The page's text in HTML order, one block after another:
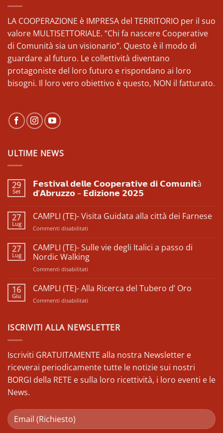
LA COOPERAZIONE è IMPRESA del TERRITORIO per il suo
valore MULTISETTORIALE. “Chi fa nascere Cooperative
di Comunità sia un visionario”. Questo è il modo di
guardare al futuro. Le collettività diventano
protagoniste del loro futuro e rispondano ai loro
bisogni. Il loro vero obiettivo è questo, NON il fatturato.
ULTIME NEWS
29
Set
𝗙𝗲𝘀𝘁𝗶𝘃𝗮𝗹 𝗱𝗲𝗹𝗹𝗲 𝗖𝗼𝗼𝗽𝗲𝗿𝗮𝘁𝗶𝘃𝗲 𝗱𝗶 𝗖𝗼𝗺𝘂𝗻𝗶𝘁à
𝗱’𝗔𝗯𝗿𝘂𝘇𝘇𝗼 – 𝗘𝗱𝗶𝘇𝗶𝗼𝗻𝗲 𝟮𝟬𝟮𝟱
su
𝗱𝗲𝗹𝗹𝗲
𝗖𝗼𝗺𝘂𝗻𝗶𝘁à
𝗱’𝗔𝗯𝗿𝘂𝘇𝘇𝗼
–
𝗘𝗱𝗶𝘇𝗶𝗼𝗻𝗲
27
Lug
CAMPLI (TE)- Visita Guidata alla città dei Farnese
Commenti disabilitati
(TE)-
Guidata
dei
27
Lug
CAMPLI (TE)- Sulle vie degli Italici a passo di
Nordic Walking
Commenti disabilitati
(TE)-
a
Nordic
16
Giu
CAMPLI (TE)- Alla Ricerca del Tubero d’ Oro
Commenti disabilitati
Alla
Tubero
d’
Oro
ISCRIVITI ALLA NEWSLETTER
Iscriviti GRATUITAMENTE alla nostra Newsletter e
riceverai periodicamente tutte le notizie sui nostri
BORGI della RETE e sulla loro ricettività, i loro eventi e le
News.